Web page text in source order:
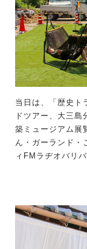
当日は、「歴史ト
ドツアー、大三
築ミュージアム
ん・ガーランド・
ィFMラヂオバリ